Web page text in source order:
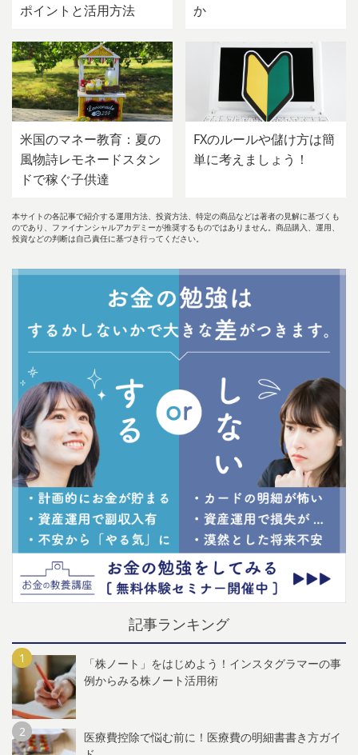
ポイントと活用方法
か
米国のマネー教育：夏の
風物詩レモネードスタン
ドで稼ぐ子供達
FXのルールや儲け方は簡
単に考えましょう！
本サイトの各記事で紹介する運用方法、投資方法、特定の商品などは著者の見解に基づくも
のであり、ファイナンシャルアカデミーが推奨するものではありません。商品購入、運用、
投資などの判断は自己責任に基づき行ってください。
記事ランキング
「株ノート」をはじめよう！インスタグラマーの事
例からみる株ノート活用術
医療費控除で悩む前に！医療費の明細書書き方ガイ